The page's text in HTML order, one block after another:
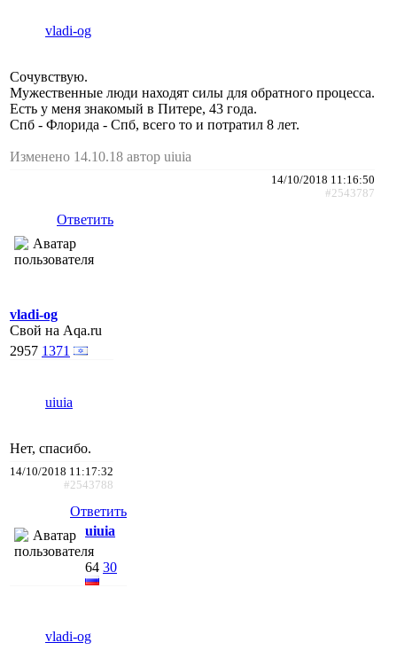
vladi-og
Сочувствую.
Мужественные люди находят силы для обратного процесса.
Есть у меня знакомый в Питере, 43 года.
Спб - Флорида - Спб, всего то и потратил 8 лет.
Изменено 14.10.18 автор uiuia
14/10/2018 11:16:50
#2543787
Ответить
vladi-og
Свой на Aqa.ru
2957 1371
uiuia
Нет, спасибо.
14/10/2018 11:17:32
#2543788
Ответить
uiuia
64 30
vladi-og